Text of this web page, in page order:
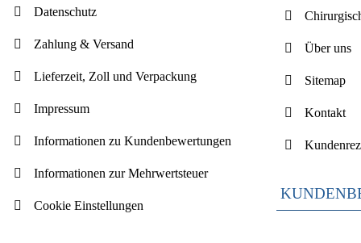
Datenschutz
Zahlung & Versand
Lieferzeit, Zoll und Verpackung
Impressum
Informationen zu Kundenbewertungen
Informationen zur Mehrwertsteuer
Cookie Einstellungen
Über uns
Sitemap
Kontakt